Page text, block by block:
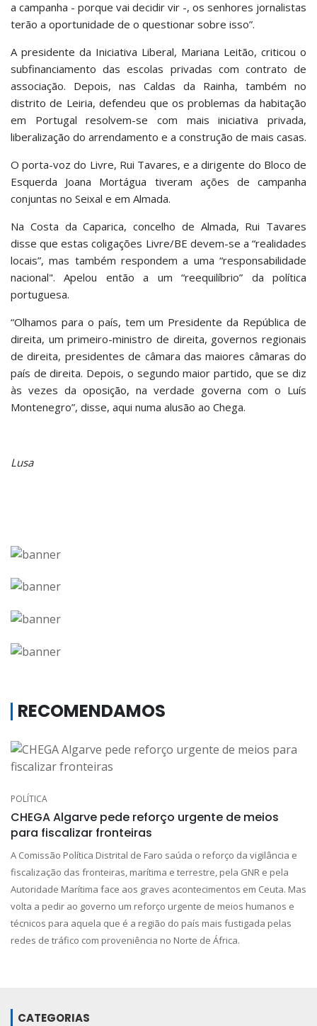
a campanha - porque vai decidir vir -, os senhores jornalistas
terão a oportunidade de o questionar sobre isso”.
A presidente da Iniciativa Liberal, Mariana Leitão, criticou o
subfinanciamento das escolas privadas com contrato de
associação. Depois, nas Caldas da Rainha, também no
distrito de Leiria, defendeu que os problemas da habitação
em Portugal resolvem-se com mais iniciativa privada,
liberalização do arrendamento e a construção de mais casas.
O porta-voz do Livre, Rui Tavares, e a dirigente do Bloco de
Esquerda Joana Mortágua tiveram ações de campanha
conjuntas no Seixal e em Almada.
Na Costa da Caparica, concelho de Almada, Rui Tavares
disse que estas coligações Livre/BE devem-se a “realidades
locais”, mas também respondem a uma “responsabilidade
nacional". Apelou então a um “reequilíbrio” da política
portuguesa.
“Olhamos para o país, tem um Presidente da República de
direita, um primeiro-ministro de direita, governos regionais
de direita, presidentes de câmara das maiores câmaras do
país de direita. Depois, o segundo maior partido, que se diz
às vezes da oposição, na verdade governa com o Luís
Montenegro”, disse, aqui numa alusão ao Chega.
Lusa
RECOMENDAMOS
POLÍTICA
CHEGA Algarve pede reforço urgente de meios
para fiscalizar fronteiras
A Comissão Política Distrital de Faro saúda o reforço da vigilância e
fiscalização das fronteiras, marítima e terrestre, pela GNR e pela
Autoridade Marítima face aos graves acontecimentos em Ceuta. Mas
volta a pedir ao governo um reforço urgente de meios humanos e
técnicos para aquela que é a região do país mais fustigada pelas
redes de tráfico com proveniência no Norte de África.
CATEGORIAS